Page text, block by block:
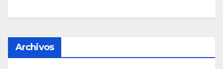
Archivos